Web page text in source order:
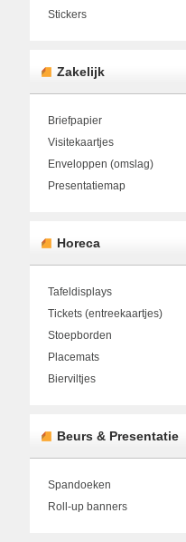
Stickers
Zakelijk
Briefpapier
Visitekaartjes
Enveloppen (omslag)
Presentatiemap
Horeca
Tafeldisplays
Tickets (entreekaartjes)
Stoepborden
Placemats
Bierviltjes
Beurs & Presentatie
Spandoeken
Roll-up banners